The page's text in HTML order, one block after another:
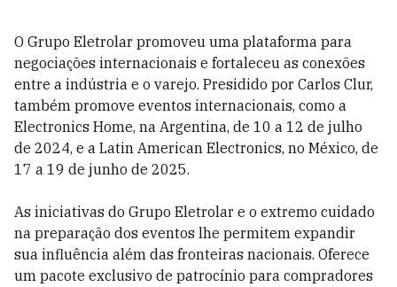
O Grupo Eletrolar promoveu uma plataforma para
negociações internacionais e fortaleceu as conexões
entre a indústria e o varejo. Presidido por Carlos Clur,
também promove eventos internacionais, como a
Electronics Home, na Argentina, de 10 a 12 de julho
de 2024, e a Latin American Electronics, no México, de
17 a 19 de junho de 2025.
As iniciativas do Grupo Eletrolar e o extremo cuidado
na preparação dos eventos lhe permitem expandir
sua influência além das fronteiras nacionais. Oferece
um pacote exclusivo de patrocínio para compradores